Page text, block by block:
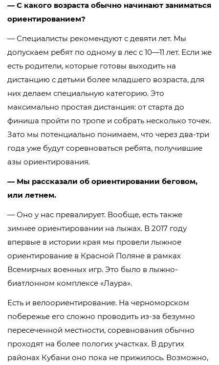
— С какого возраста обычно начинают заниматься
ориентированием?
— Специалисты рекомендуют с девяти лет. Мы
допускаем ребят по одному в лес с 10—11 лет. Если же
есть родители, которые готовы выходить на
дистанцию с детьми более младшего возраста, для
них делаем специальную категорию. Это
максимально простая дистанция: от старта до
финиша пройти по тропе и собрать несколько точек.
Зато мы потенциально понимаем, что через два-три
года уже будут соревноваться ребята, получившие
азы ориентирования.
— Мы рассказали об ориентировании беговом,
или летнем.
— Оно у нас превалирует. Вообще, есть также
зимнее ориентировании на лыжах. В 2017 году
впервые в истории края мы провели лыжное
ориентирование в Красной Поляне в рамках
Всемирных военных игр. Это было в лыжно-
биатлонном комплексе «Лаура».
Есть и велоориентирование. На черноморском
побережье его сложно проводить из-за безумно
пересеченной местности, соревнования обычно
проходят на более пологих участках. В других
районах Кубани оно пока не прижилось. Возможно,